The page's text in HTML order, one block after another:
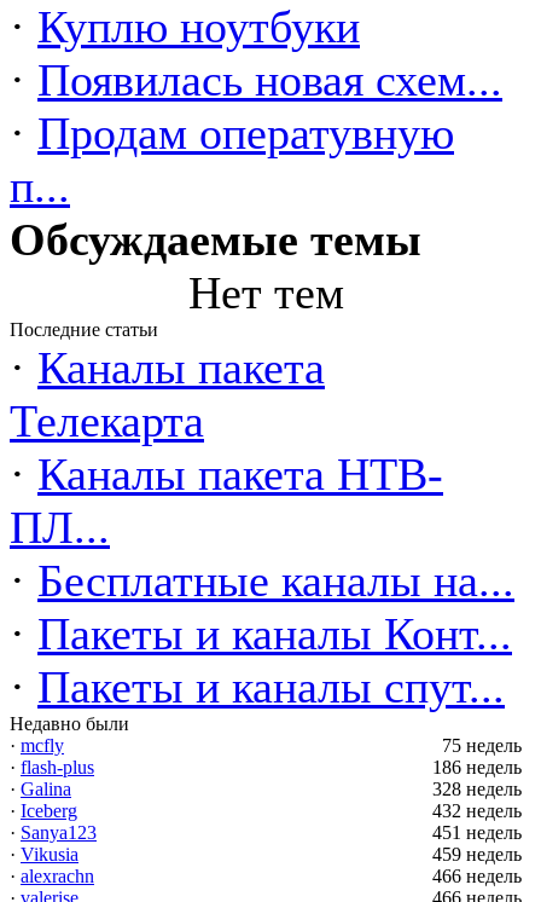
· Куплю ноутбуки
· Появилась новая схем...
· Продам оператувную
п...
Обсуждаемые темы
Нет тем
Последние статьи
· Каналы пакета
Телекарта
· Каналы пакета НТВ-
ПЛ...
· Бесплатные каналы на...
· Пакеты и каналы Конт...
· Пакеты и каналы спут...
Недавно были
· mcfly
75 недель
· flash-plus
186 недель
· Galina
328 недель
· Iceberg
432 недель
· Sanya123
451 недель
· Vikusia
459 недель
· alexrachn
466 недель
· valerise 466 недель